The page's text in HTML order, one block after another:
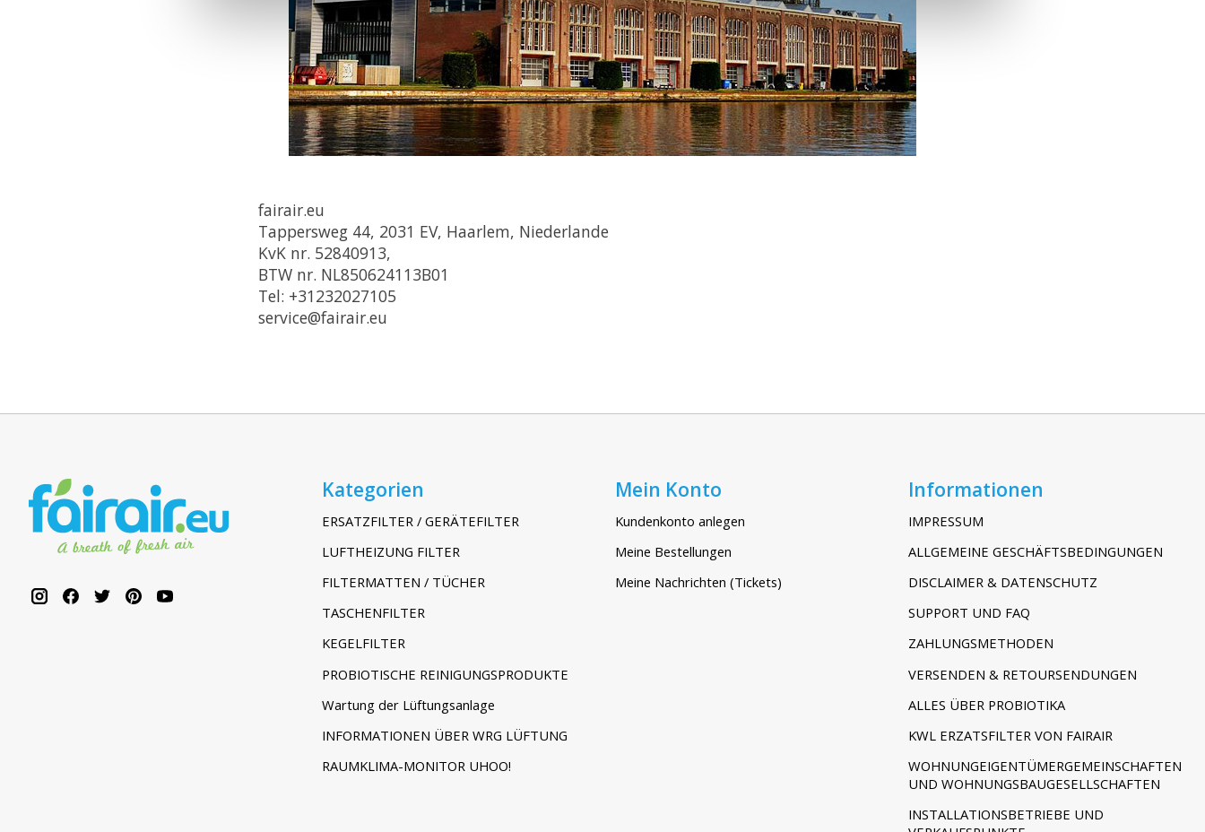
fairair.eu
Tappersweg 44, 2031 EV, Haarlem, Niederlande
KvK nr. 52840913,
BTW nr. NL850624113B01
Tel: +31232027105
service@fairair.eu
Kategorien
ERSATZFILTER / GERÄTEFILTER
LUFTHEIZUNG FILTER
FILTERMATTEN / TÜCHER
TASCHENFILTER
KEGELFILTER
PROBIOTISCHE REINIGUNGSPRODUKTE
Wartung der Lüftungsanlage
INFORMATIONEN ÜBER WRG LÜFTUNG
RAUMKLIMA-MONITOR UHOO!
Mein Konto
Kundenkonto anlegen
Meine Bestellungen
Meine Nachrichten (Tickets)
Informationen
IMPRESSUM
ALLGEMEINE GESCHÄFTSBEDINGUNGEN
DISCLAIMER & DATENSCHUTZ
SUPPORT UND FAQ
ZAHLUNGSMETHODEN
VERSENDEN & RETOURSENDUNGEN
ALLES ÜBER PROBIOTIKA
KWL ERZATSFILTER VON FAIRAIR
WOHNUNGEIGENTÜMERGEMEINSCHAFTEN
UND WOHNUNGSBAUGESELLSCHAFTEN
INSTALLATIONSBETRIEBE UND